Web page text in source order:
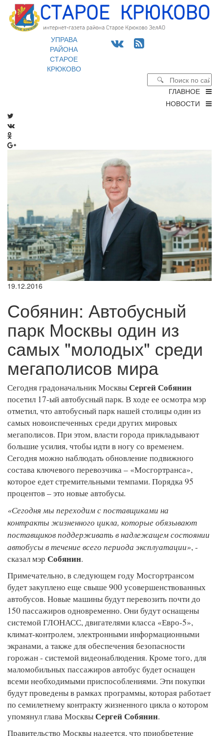
УПРАВА
РАЙОНА
СТАРОЕ
КРЮКОВО
ГЛАВНОЕ
НОВОСТИ
19.12.2016
Собянин: Автобусный
парк Москвы один из
самых "молодых" среди
мегаполисов мира
Сегодня градоначальник МосквыСергей Собянин
посетил 17-ый автобусный парк. В ходе ее осмотра мэр
отметил, что автобусный парк нашей столицы один из
самых новоиспеченных среди других мировых
мегаполисов. При этом, власти города прикладывают
большие усилия, чтобы идти в ногу со временем.
Сегодня можно наблюдать обновление подвижного
состава ключевого перевозчика – «Мосгортранса»,
которое едет стремительными темпами. Порядка 95
процентов – это новые автобусы.
«Сегодня мы переходим с поставщиками на
контракты жизненного цикла, которые обязывают
поставщиков поддерживать в надлежащем состоянии
автобусы в течение всего периода эксплуатации», -
сказал мэр Собянин.
Примечательно, в следующем году Мосгортрансом
будет закуплено еще свыше 900 усовершенствованных
автобусов. Новые машины будут перевозить почти до
150 пассажиров одновременно. Они будут оснащены
системой ГЛОНАСС, двигателями класса «Евро-5»,
климат-контролем, электронными информационными
экранами, а также для обеспечения безопасности
горожан - системой видеонаблюдения. Кроме того, для
маломобильных пассажиров автобус будет оснащен
всеми необходимыми приспособлениями. Эти покупки
будут проведены в рамках программы, которая работает
по семилетнему контракту жизненного цикла о котором
упомянул глава МосквыСергей Собянин.
Правительство Москвы надеется, что приобретение